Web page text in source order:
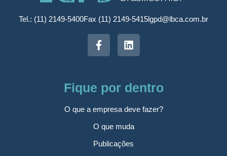
Tel.: (11) 2149-5400Fax (11) 2149-5415lgpd@lbca.com.br
Fique por dentro
O que a empresa deve fazer?
O que muda
Publicações